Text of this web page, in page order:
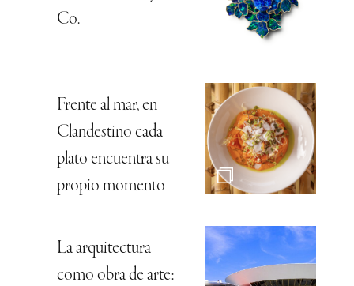
Co.
Frente al mar, en
Clandestino cada
plato encuentra su
propio momento
La arquitectura
como obra de arte: